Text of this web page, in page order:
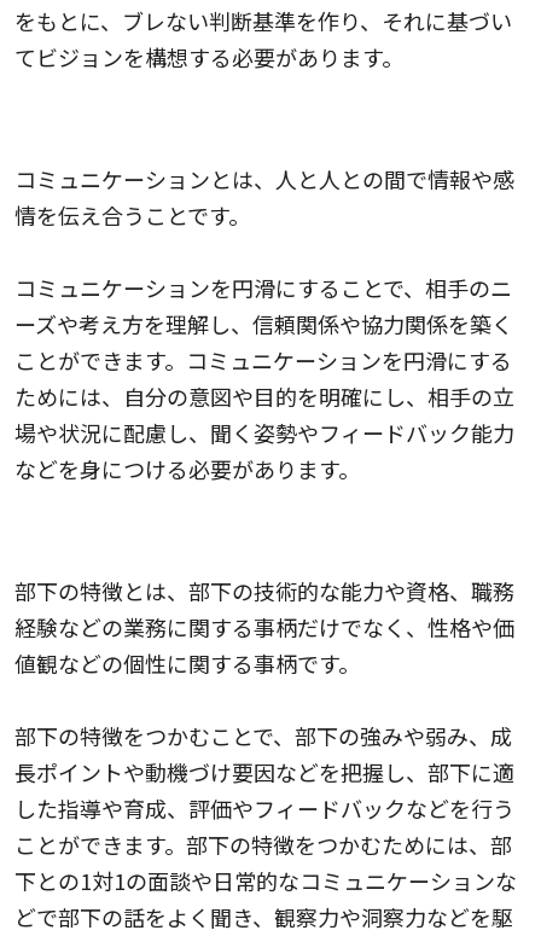
をもとに、ブレない判断基準を作り、それに基づい
てビジョンを構想する必要があります。
コミュニケーションとは、人と人との間で情報や感
情を伝え合うことです。
コミュニケーションを円滑にすることで、相手のニ
ーズや考え方を理解し、信頼関係や協力関係を築く
ことができます。コミュニケーションを円滑にする
ためには、自分の意図や目的を明確にし、相手の立
場や状況に配慮し、聞く姿勢やフィードバック能力
などを身につける必要があります。
部下の特徴とは、部下の技術的な能力や資格、職務
経験などの業務に関する事柄だけでなく、性格や価
値観などの個性に関する事柄です。
部下の特徴をつかむことで、部下の強みや弱み、成
長ポイントや動機づけ要因などを把握し、部下に適
した指導や育成、評価やフィードバックなどを行う
ことができます。部下の特徴をつかむためには、部
下との1対1の面談や日常的なコミュニケーションな
どで部下の話をよく聞き、観察力や洞察力などを駆